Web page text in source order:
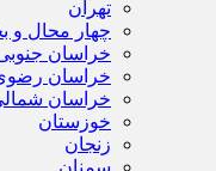
تهران
چهار محال و
خراسان
خراسان
خراسان
خوزستان
زنجان